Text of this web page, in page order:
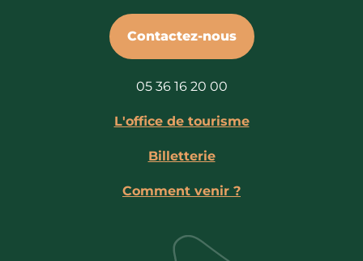
Contactez-nous
05 36 16 20 00
L'office de tourisme
Billetterie
Comment venir ?